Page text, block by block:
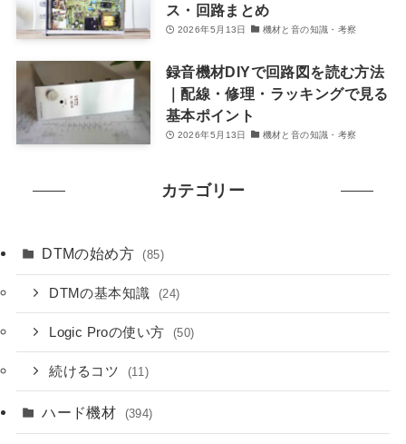
ス・回路まとめ
2026年5月13日 機材と音の知識・考察
録音機材DIYで回路図を読む方法
｜配線・修理・ラッキングで見る
基本ポイント
2026年5月13日 機材と音の知識・考察
カテゴリー
DTMの始め方 (85)
DTMの基本知識 (24)
Logic Proの使い方 (50)
続けるコツ (11)
ハード機材 (394)